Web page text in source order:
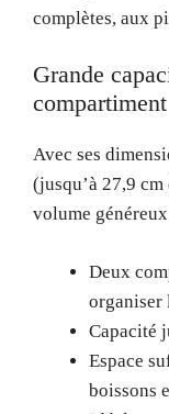
complètes, aux
Grande
compartiment
Avec ses
(jusqu’à 27,9
volume
Deux
organiser
Capacité
Espace
boissons